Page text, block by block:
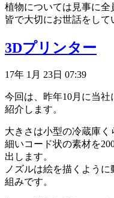
植物については見事に全
皆で大切にお世話をして
3Dプリンター
17年 1月 23日 07:39
今回は、昨年10月に当
紹介します。
大きさは小型の冷蔵庫く
細いコード状の素材を
出します。
ノズルは絵を描くよう
組みです。